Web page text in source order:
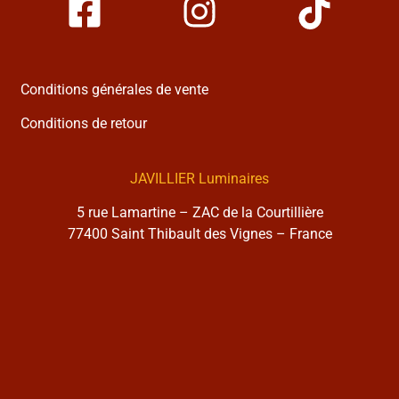
Conditions générales de vente
Conditions de retour
JAVILLIER Luminaires
5 rue Lamartine – ZAC de la Courtillière
77400 Saint Thibault des Vignes – France